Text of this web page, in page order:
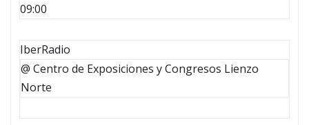
09:00
IberRadio
@ Centro de Exposiciones y Congresos Lienzo
Norte